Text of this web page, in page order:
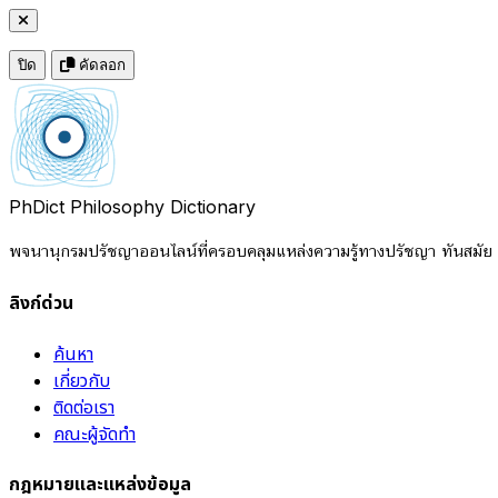
ปิด คัดลอก
PhDict Philosophy Dictionary
พจนานุกรมปรัชญาออนไลน์ที่ครอบคลุมแหล่งความรู้ทางปรัชญา ทันสมัย
ลิงก์ด่วน
ค้นหา
เกี่ยวกับ
ติดต่อเรา
คณะผู้จัดทำ
กฎหมายและแหล่งข้อมูล